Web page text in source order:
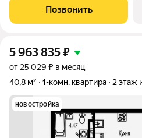
с Ботаническим садом и парком
Закрытый двор без
Позвонить
5 963 835₽
от 25 029 ₽ в месяц
40,8 м²
1-комн. квартира 2 этаж
новостройка